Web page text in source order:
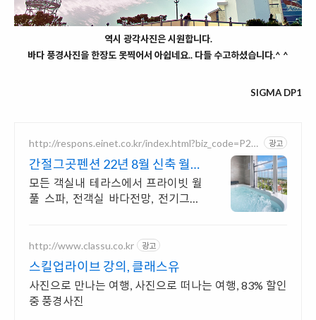
역시 광각사진은 시원합니다.
바다 풍경사진을 한장도 못찍어서 아쉽네요.. 다들 수고하셨습니다.^ ^
SIGMA DP1
http://respons.einet.co.kr/index.html?biz_code=P20
광고
간절그곳펜션 22년 8월 신축 월풀
스파
모든 객실내 테라스에서 프라이빗 월
풀 스파, 전객실 바다전망, 전기그릴,
http://www.classu.co.kr 광고
스킬업라이브 강의, 클래스유
사진으로 만나는 여행, 사진으로 떠나는 여행, 83% 할인
중 풍경사진